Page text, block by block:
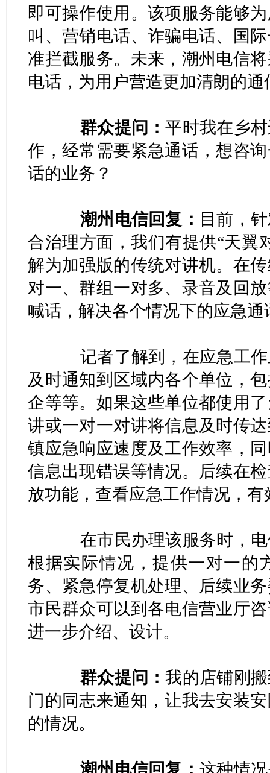
即可操作使用。该项服务能够
叫、营销电话、诈骗电话、国
准拦截服务。未来，潮州电信
电话，为用户营造更加清朗的
群众提问：平时我在乡
作，经常需要紧急通话，想咨
话的业务？
潮州电信回复： 目前，
合治理方面，我们有提供“天翼
解为加强版的传统对讲机。在
对一、群组一对多、录音及回
喊话，解决各个情况下的应急通
记者了解到，在应急工作
及时通知到区域内各个单位，
企等等。如果这些单位都使用
讲或一对一对讲将信息及时传
镇应急响应速度及工作效率，
信息出现错误等情况。后续在
放功能，查看应急工作情况，
在市民办理该服务时，电
根据实际情况，提供一对一的
务、紧急停复机处理、后续业
市民群众可以到各电信营业厅
进一步介绍、设计。
群众提问：我的店铺刚
门的同志来通知，让我去安装
的情况。
潮州电信回复：这种情